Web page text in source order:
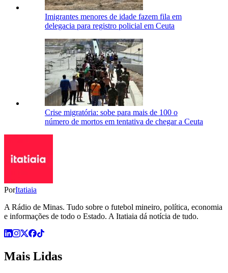
Imigrantes menores de idade fazem fila em
delegacia para registro policial em Ceuta
Crise migratória: sobe para mais de 100 o
número de mortos em tentativa de chegar a Ceuta
PorItatiaia
A Rádio de Minas. Tudo sobre o futebol mineiro, política, economia
e informações de todo o Estado. A Itatiaia dá notícia de tudo.
Mais Lidas